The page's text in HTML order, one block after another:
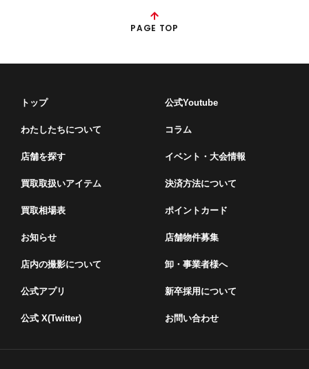
PAGE TOP
トップ
わたしたちについて
店舗を探す
買取取扱いアイテム
買取相場表
お知らせ
店内の撮影について
公式アプリ
公式 X(Twitter)
公式Youtube
コラム
イベント・⼤会情報
決済方法について
ポイントカード
店舗物件募集
卸・事業者様へ
新卒採用について
お問い合わせ